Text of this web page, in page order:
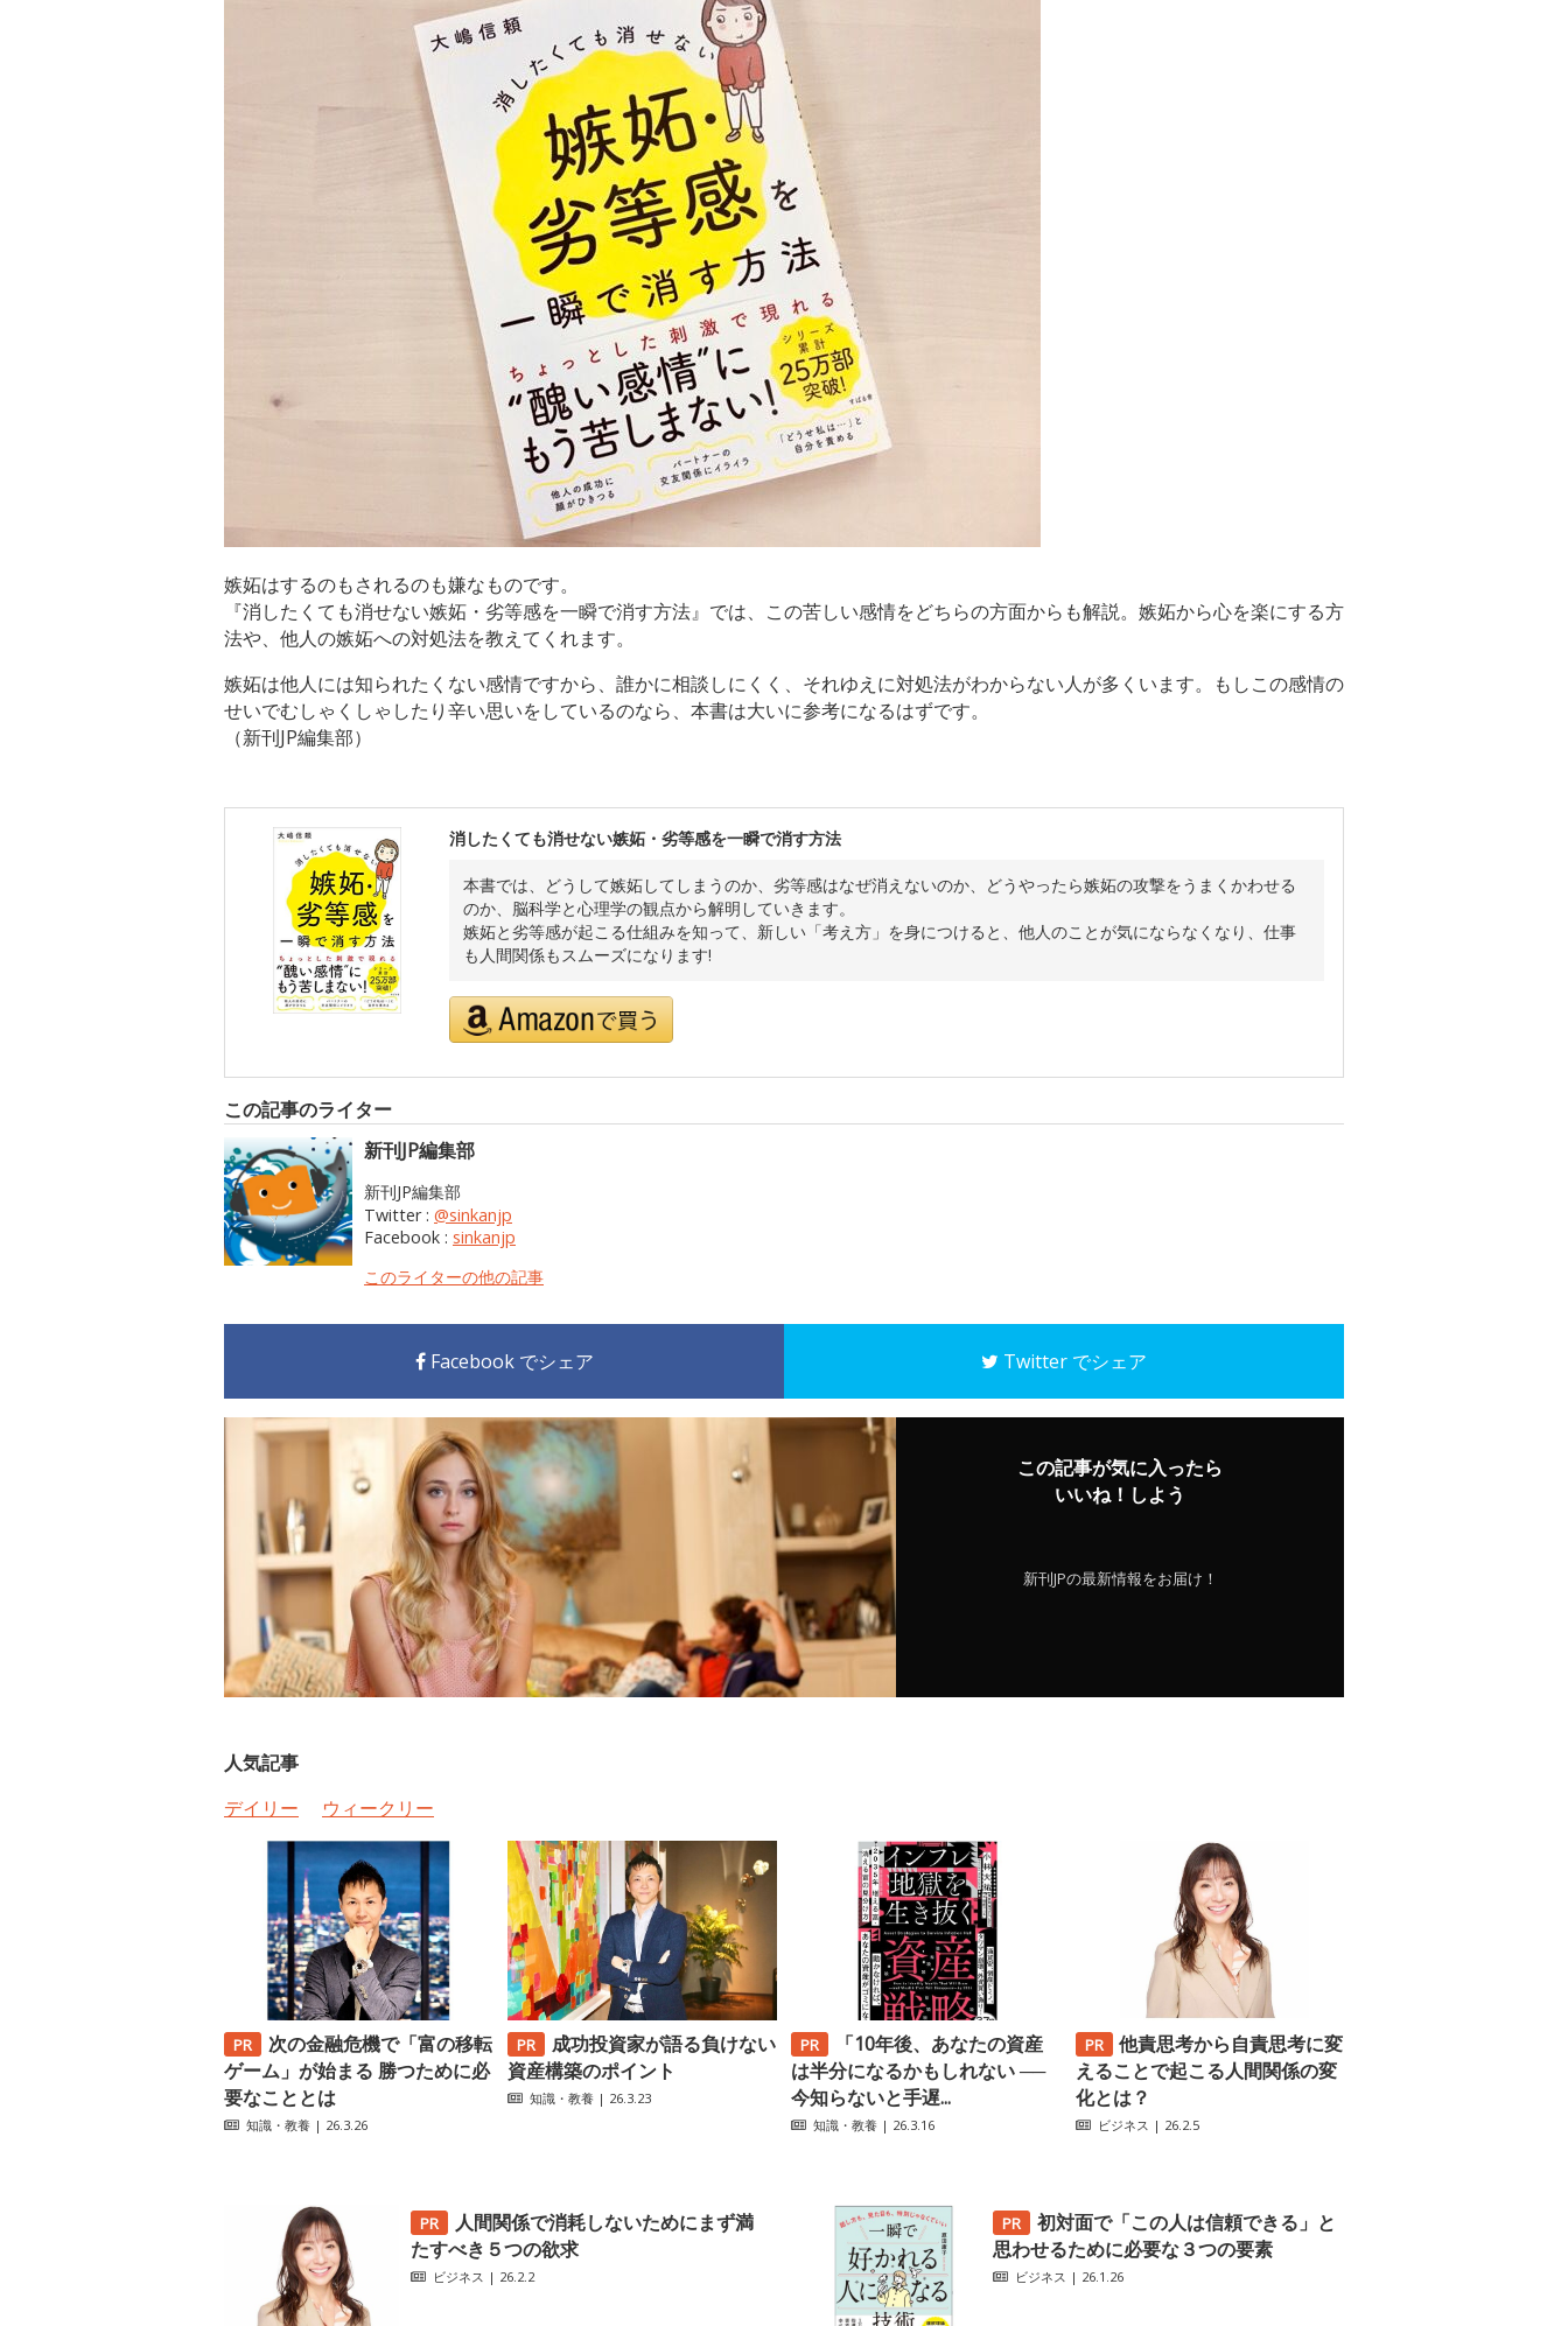
嫉妬はするのもされるのも嫌なものです。
『消したくても消せない嫉妬・劣等感を一瞬で消す方法』では、この苦しい感情をどちらの方面からも解説。嫉妬から心を楽にする方
法や、他人の嫉妬への対処法を教えてくれます。
嫉妬は他人には知られたくない感情ですから、誰かに相談しにくく、それゆえに対処法がわからない人が多くいます。もしこの感情の
せいでむしゃくしゃしたり辛い思いをしているのなら、本書は大いに参考になるはずです。
（新刊JP編集部）
消したくても消せない嫉妬・劣等感を一瞬で消す方法
本書では、どうして嫉妬してしまうのか、劣等感はなぜ消えないのか、どうやったら嫉妬の攻撃をうまくかわせる
のか、脳科学と心理学の観点から解明していきます。
嫉妬と劣等感が起こる仕組みを知って、新しい「考え方」を身につけると、他人のことが気にならなくなり、仕事
も人間関係もスムーズになります!
この記事のライター
新刊JP編集部
新刊JP編集部
Twitter : @sinkanjp
Facebook : sinkanjp
このライターの他の記事
Facebook でシェア Twitter でシェア
この記事が気に入ったら
いいね！しよう
新刊JPの最新情報をお届け！
人気記事
デイリー
ウィークリー
次の金融危機で「富の移転
ゲーム」が始まる 勝つために必
要なこととは
知識・教養 | 26.3.26
成功投資家が語る負けない
資産構築のポイント
知識・教養 | 26.3.23
「10年後、あなたの資産
は半分になるかもしれない ──
今知らないと手遅...
知識・教養 | 26.3.16
他責思考から自責思考に変
えることで起こる人間関係の変
化とは？
ビジネス | 26.2.5
人間関係で消耗しないためにまず満
たすべき５つの欲求
ビジネス | 26.2.2
初対面で「この人は信頼できる」と
思わせるために必要な３つの要素
ビジネス | 26.1.26